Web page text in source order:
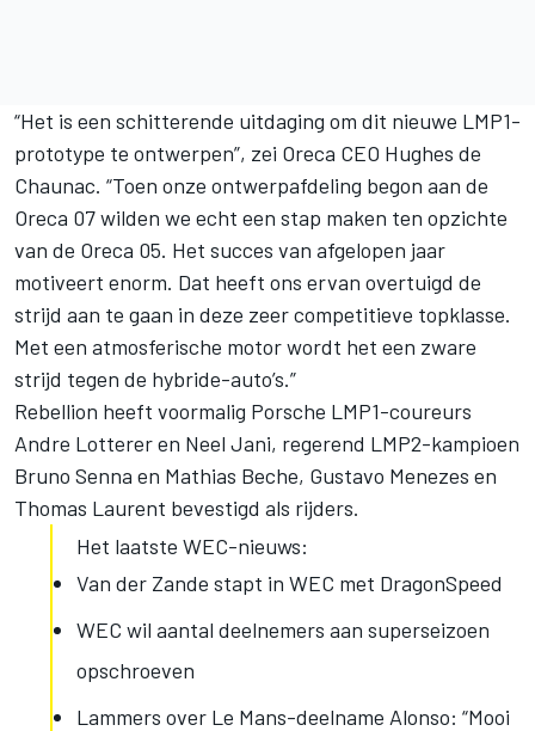
“Het is een schitterende uitdaging om dit nieuwe LMP1-
prototype te ontwerpen”, zei Oreca CEO Hughes de
Chaunac. “Toen onze ontwerpafdeling begon aan de
Oreca 07 wilden we echt een stap maken ten opzichte
van de Oreca 05. Het succes van afgelopen jaar
motiveert enorm. Dat heeft ons ervan overtuigd de
strijd aan te gaan in deze zeer competitieve topklasse.
Met een atmosferische motor wordt het een zware
strijd tegen de hybride-auto’s.”
Rebellion heeft voormalig Porsche LMP1-coureurs
Andre Lotterer en Neel Jani, regerend LMP2-kampioen
Bruno Senna en Mathias Beche, Gustavo Menezes en
Thomas Laurent bevestigd als rijders.
Het laatste WEC-nieuws:
Van der Zande stapt in WEC met DragonSpeed
WEC wil aantal deelnemers aan superseizoen
opschroeven
Lammers over Le Mans-deelname Alonso: “Mooi